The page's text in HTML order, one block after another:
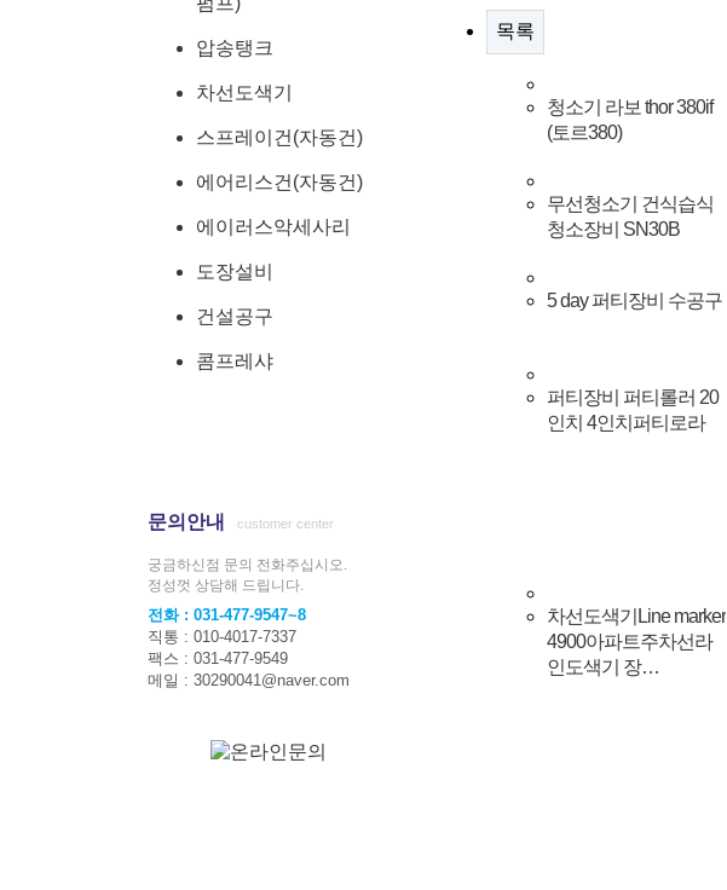
압송탱크
차선도색기
스프레이건(자동건)
에어리스건(자동건)
에이러스악세사리
도장설비
건설공구
콤프레샤
문의안내 customer center
궁금하신점 문의 전화주십시오.
정성껏 상담해 드립니다.
전화 : 031-477-9547~8
직통 : 010-4017-7337
팩스 : 031-477-9549
메일 : 30290041@naver.com
목록
청소기 라보 thor 380if
(토르380)
무선청소기 건식습식
청소장비 SN30B
5 day 퍼티장비 수공구
퍼티장비 퍼티롤러 20
인치 4인치퍼티로라
차선도색기Line marker
4900아파트주차선라
인도색기 장…